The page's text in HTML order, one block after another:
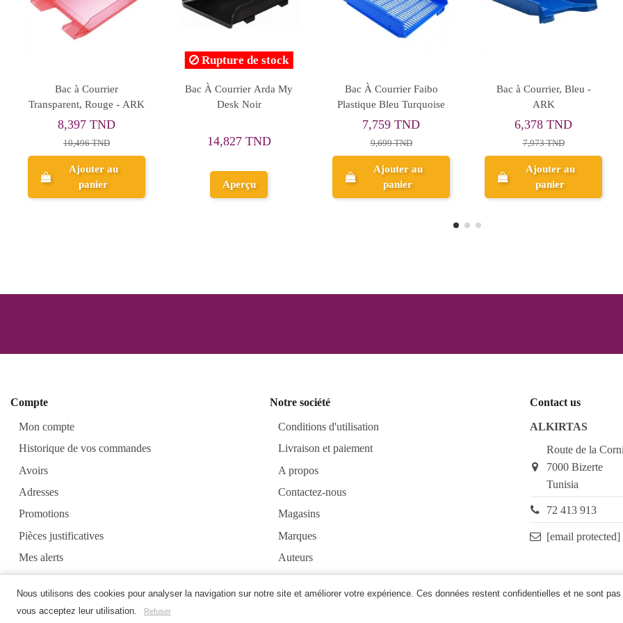
Nous utilisons des cookies pour analyser la navigation sur notre site et améliorer votre expérience. Ces données restent confidentielles et ne sont
vous acceptez leur utilisation.
Refuser
À Courrier Métal 4
Étages Noir
59,905 TND
Aperçu
BAC COURRIER METAL
AD 3E GRIS
46,898 TND
Ajouter au
panier
Bac à Courrier 2 Etages -
ARK
23,924 TND
29,905 TND
Ajouter au
panier
Bac À Courrier Arda
Rossoitalia Noir
14,827 TND
Aperçu
Compte
Mon compte
Historique de vos commandes
Avoirs
Adresses
Promotions
Pièces justificatives
Mes alerts
Notre société
Conditions d'utilisation
Livraison et paiement
A propos
Contactez-nous
Magasins
Marques
Auteurs
Contact us
ALKIRTAS
Route de la
7000 Bizerte
Tunisia
72 413 913
[email protected]